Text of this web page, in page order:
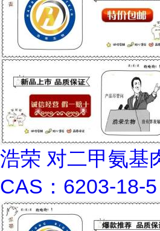
浩荣 对二甲氨基
CAS：6203-18-5